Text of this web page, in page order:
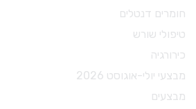
חומרים דנטלים
טיפולי שורש
כירורגיה
מבצעי יולי-אוגוסט 2026
מבצעים